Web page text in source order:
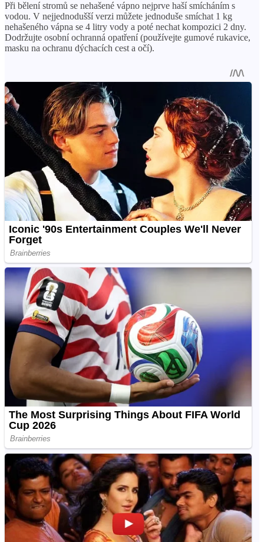
Při bělení stromů se nehašené vápno nejprve haší smícháním s
vodou. V nejjednodušší verzi můžete jednoduše smíchat 1 kg
nehašeného vápna se 4 litry vody a poté nechat kompozici 2 dny.
Dodržujte osobní ochranná opatření (používejte gumové rukavice,
masku na ochranu dýchacích cest a očí).